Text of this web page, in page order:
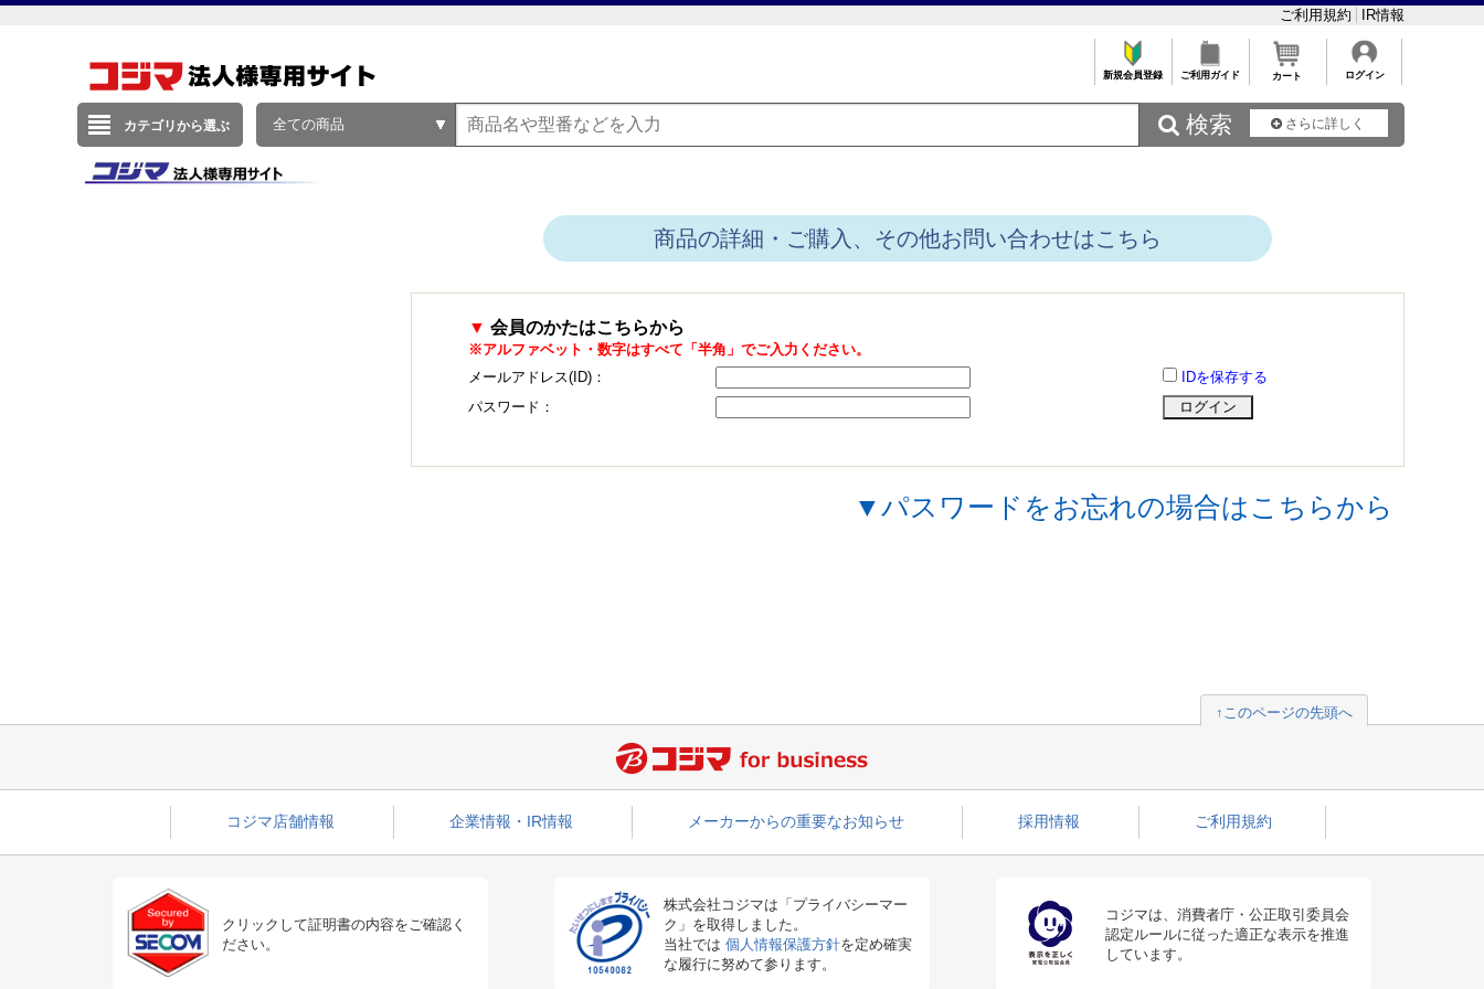
ご利用規約 IR情報
新規会員登録 ご利用ガイド カート ログイン
カテゴリから選ぶ 全ての商品  検索 さらに詳しく
商品の詳細・ご購入、その他お問い合わせはこちら
▼ 会員のかたはこちらから
※アルファベット・数字はすべて「半角」でご入力ください。
メールアドレス(ID)：
IDを保存する
パスワード：
▼パスワードをお忘れの場合はこちらから
↑このページの先頭へ
コジマ店舗情報 企業情報・IR情報 メーカーからの重要なお知らせ 採用情報 ご利用規約
クリックして証明書の内容をご確認く
ださい。
株式会社コジマは「プライバシーマー
ク」を取得しました。
当社では 個人情報保護方針を定め確実
な履行に努めて参ります。
コジマは、消費者庁・公正取引委員会
認定ルールに従った適正な表示を推進
しています。